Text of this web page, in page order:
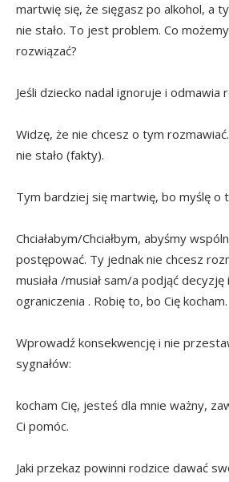
martwię się, że sięgasz po alkohol, a
nie stało. To jest problem. Co
rozwiązać?
Jeśli dziecko nadal ignoruje i odmawia
Widzę, że nie chcesz o tym
nie stało (fakty).
Tym bardziej się martwię, bo myślę o
Chciałabym/Chciałbym, abyśmy
postępować. Ty jednak nie chcesz
musiała /musiał sam/a podjąć
ograniczenia . Robię to, bo Cię kocham.
Wprowadź konsekwencję i nie
sygnałów:
kocham Cię, jesteś dla mnie ważny,
Ci pomóc.
Jaki przekaz powinni rodzice dawać